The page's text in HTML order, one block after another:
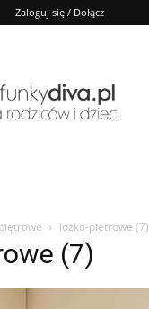
Zaloguj się / Dołącz
lozko-pietrowe (7)
(7)